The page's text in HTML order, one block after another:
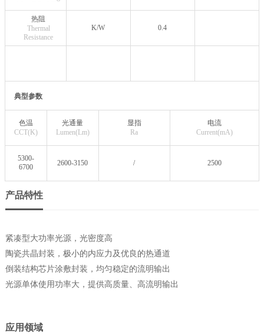
热阻
Thermal
Resistance
K/W 0.4
典型参数
色温
CCT(K)
光通量
Lumen(Lm)
显指
Ra
电流
Current(mA)
5300-
6700
2600-3150 / 2500
产品特性
紧凑型大功率光源，光密度高
陶瓷共晶封装，极小的内应力及优良的热通道
倒装结构芯片涂敷封装，均匀稳定的流明输出
光源单体使用功率大，提供高质量、高流明输出
应用领域